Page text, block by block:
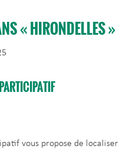
« HIRONDELLES »
vous propose de localiser